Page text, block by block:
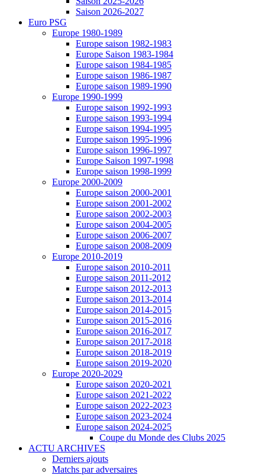
Saison 2026-2027
Euro PSG
Europe 1980-1989
Europe saison 1982-1983
Europe Saison 1983-1984
Europe saison 1984-1985
Europe saison 1986-1987
Europe saison 1989-1990
Europe 1990-1999
Europe saison 1992-1993
Europe saison 1993-1994
Europe saison 1994-1995
Europe saison 1995-1996
Europe saison 1996-1997
Europe Saison 1997-1998
Europe saison 1998-1999
Europe 2000-2009
Europe saison 2000-2001
Europe saison 2001-2002
Europe saison 2002-2003
Europe saison 2004-2005
Europe saison 2006-2007
Europe saison 2008-2009
Europe 2010-2019
Europe saison 2010-2011
Europe saison 2011-2012
Europe saison 2012-2013
Europe saison 2013-2014
Europe saison 2014-2015
Europe saison 2015-2016
Europe saison 2016-2017
Europe saison 2017-2018
Europe saison 2018-2019
Europe saison 2019-2020
Europe 2020-2029
Europe saison 2020-2021
Europe saison 2021-2022
Europe saison 2022-2023
Europe saison 2023-2024
Europe saison 2024-2025
Coupe du Monde des Clubs 2025
ACTU ARCHIVES
Derniers ajouts
Matchs par adversaires